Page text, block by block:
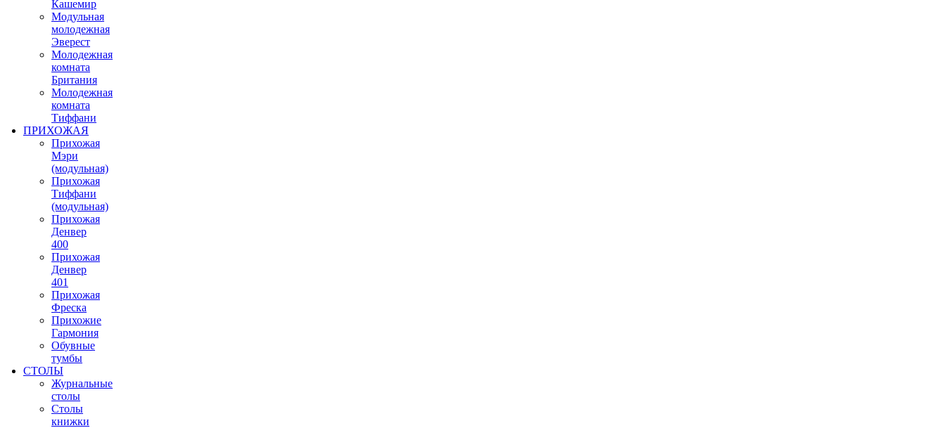
Кашемир
Модульная
молодежная
Эверест
Молодежная
комната
Британия
Молодежная
комната
Тиффани
ПРИХОЖАЯ
Прихожая
Мэри
(модульная)
Прихожая
Тиффани
(модульная)
Прихожая
Денвер
400
Прихожая
Денвер
401
Прихожая
Фреска
Прихожие
Гармония
Обувные
тумбы
СТОЛЫ
Журнальные
столы
Столы
книжки